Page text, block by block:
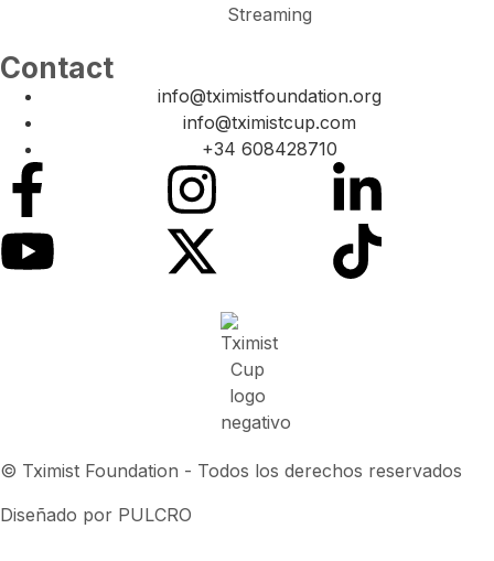
Streaming
Contact
info@tximistfoundation.org
info@tximistcup.com
+34 608428710
© Tximist Foundation - Todos los derechos reservados
Diseñado por PULCRO